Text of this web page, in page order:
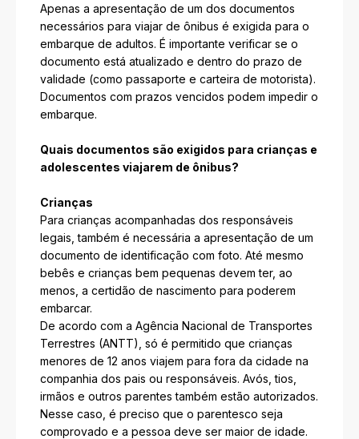
Apenas a apresentação de um dos documentos
necessários para viajar de ônibus é exigida para o
embarque de adultos. É importante verificar se o
documento está atualizado e dentro do prazo de
validade (como passaporte e carteira de motorista).
Documentos com prazos vencidos podem impedir o
embarque.
Quais documentos são exigidos para crianças e
adolescentes viajarem de ônibus?
Crianças
Para crianças acompanhadas dos responsáveis
legais, também é necessária a apresentação de um
documento de identificação com foto. Até mesmo
bebês e crianças bem pequenas devem ter, ao
menos, a certidão de nascimento para poderem
embarcar.
De acordo com a Agência Nacional de Transportes
Terrestres (ANTT), só é permitido que crianças
menores de 12 anos viajem para fora da cidade na
companhia dos pais ou responsáveis. Avós, tios,
irmãos e outros parentes também estão autorizados.
Nesse caso, é preciso que o parentesco seja
comprovado e a pessoa deve ser maior de idade.